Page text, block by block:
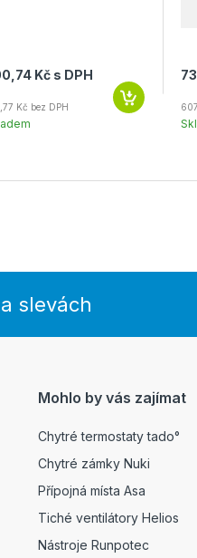
Kč s DPH
Kč bez DPH
slevách
Mohlo by vás zajímat
Chytré termostaty tado°
Chytré zámky Nuki
Přípojná místa Asa
Tiché ventilátory Helios
Nástroje Runpotec